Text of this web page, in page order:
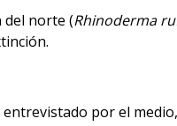
del norte (Rhinoderma
por el